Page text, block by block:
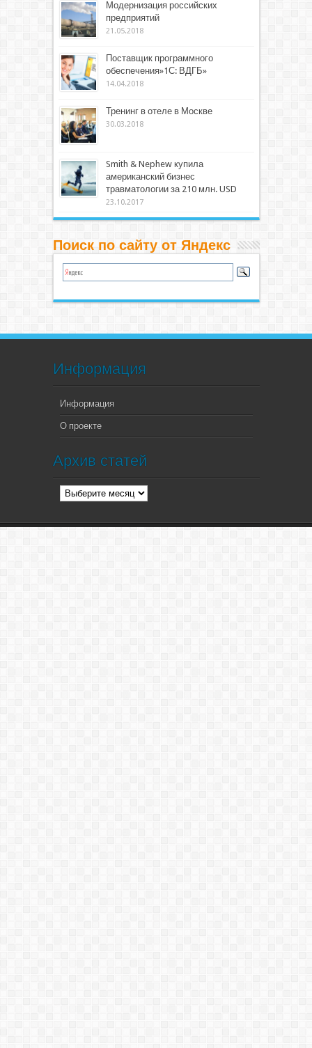
Модернизация российских
предприятий
21.05.2018
Поставщик программного
обеспечения»1С: ВДГБ»
14.04.2018
Тренинг в отеле в Москве
30.03.2018
Smith & Nephew купила
американский бизнес
травматологии за 210 млн. USD
23.10.2017
Поиск по сайту от Яндекс
Информация
Информация
О проекте
Архив статей
Архив
статей